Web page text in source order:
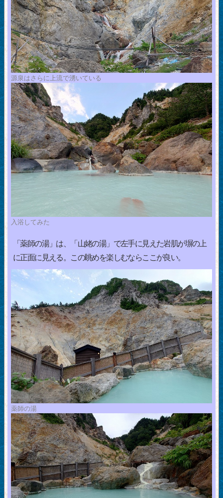
源泉はさらに上流で湧いている
入浴してみた
「薬師の湯」は、「山姥の湯」で左手に見えた岩肌が塀の上
に正面に見える。この眺めを楽しむならここが良い。
薬師の湯